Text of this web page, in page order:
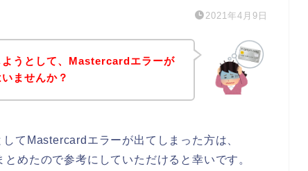
2021年4月9日
うとして、Mastercardエラーが
ませんか？
てMastercardエラーが出てしまった方は、
めたので参考にしていただけると幸いです。